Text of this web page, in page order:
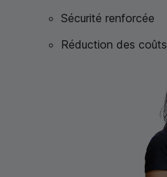
Sécurité renforcée
Réduction des coûts